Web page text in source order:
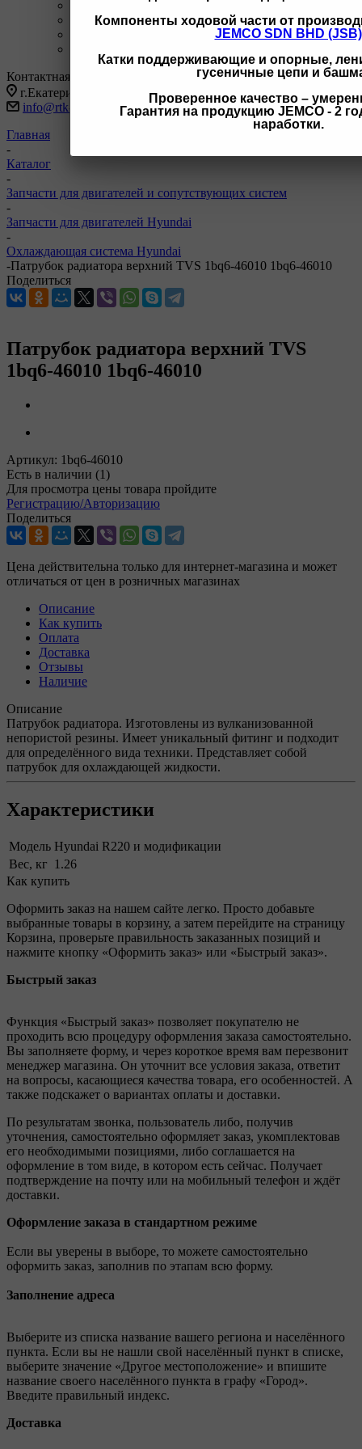
Компоненты ходовой части от
JEMCO SDN BHD (JSB)
Катки поддерживающие и опорные,
гусеничные цепи и
Проверенное качество –
Гарантия на продукцию JEMCO - 2
наработки.
+7 3462 77-41-47
С 9-18 ОП г Сургут
+7 922 126 9 000С 9-18 ОП г Новый Уренгой
С 9-18 ОП г Иркутск
Контактная информация
г.Екатеринбург, ул Черняховского 86 корп 9/3
info@rtk-parts.ru
Главная
-
Каталог
-
Запчасти для двигателей и сопутствующих систем
-
Запчасти для двигателей Hyundai
-
Охлаждающая система Hyundai
-Патрубок радиатора верхний TVS 1bq6-46010 1bq6-46010
Поделиться
Патрубок радиатора верхний TVS
1bq6-46010 1bq6-46010
Артикул: 1bq6-46010
Есть в наличии (1)
Для просмотра цены товара пройдите
Регистрацию/Авторизацию
Поделиться
Цена действительна только для интернет-магазина и может
отличаться от цен в розничных магазинах
Описание
Как купить
Оплата
Доставка
Отзывы
Наличие
Описание
Патрубок радиатора. Изготовлены из вулканизованной
непористой резины. Имеет уникальный фитинг и подходит
для определённого вида техники. Представляет собой
патрубок для охлаждающей жидкости.
Характеристики
Модель Hyundai R220 и модификации
Вес, кг
1.26
Как купить
Оформить заказ на нашем сайте легко. Просто добавьте
выбранные товары в корзину, а затем перейдите на страницу
Корзина, проверьте правильность заказанных позиций и
нажмите кнопку «Оформить заказ» или «Быстрый заказ».
Быстрый заказ
Функция «Быстрый заказ» позволяет покупателю не
проходить всю процедуру оформления заказа самостоятельно.
Вы заполняете форму, и через короткое время вам перезвонит
менеджер магазина. Он уточнит все условия заказа, ответит
на вопросы, касающиеся качества товара, его особенностей. А
также подскажет о вариантах оплаты и доставки.
По результатам звонка, пользователь либо, получив
уточнения, самостоятельно оформляет заказ, укомплектовав
его необходимыми позициями, либо соглашается на
оформление в том виде, в котором есть сейчас. Получает
подтверждение на почту или на мобильный телефон и ждёт
доставки.
Оформление заказа в стандартном режиме
Если вы уверены в выборе, то можете самостоятельно
оформить заказ, заполнив по этапам всю форму.
Заполнение адреса
Выберите из списка название вашего региона и населённого
пункта. Если вы не нашли свой населённый пункт в списке,
выберите значение «Другое местоположение» и впишите
название своего населённого пункта в графу «Город».
Введите правильный индекс.
Доставка